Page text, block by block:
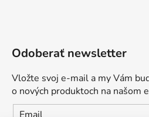
Odoberať newsletter
Vložte svoj e-mail a my Vám
o nových produktoch na našom